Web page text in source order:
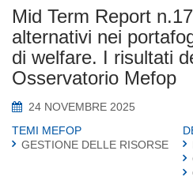
Mid Term Report
alternativi nei
di welfare. I risultati
Osservatorio Mefop
24 NOVEMBRE 2025
TEMI MEFOP
GESTIONE DELLE RISORSE